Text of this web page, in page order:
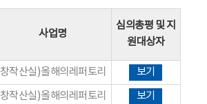
사업명
심의총평 및 지
원대상자
창작산실)올해의레퍼토리 보기
창작산실)올해의레퍼토리 보기